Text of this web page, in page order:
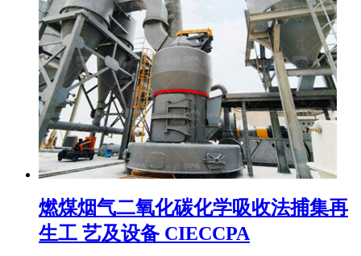
燃煤烟气二氧化碳化学吸收法捕集再
生工 艺及设备 CIECCPA